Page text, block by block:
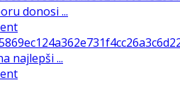
donosi ...
najlepši ...